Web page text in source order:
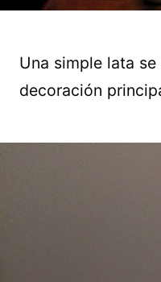
Una simple lata
decoración